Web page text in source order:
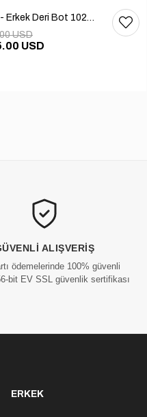
Sail Lakers - Erkek Deri Bot 102-1599-1458
USD
USD
ALIŞVERIŞ
ödemelerinde 100% güvenli
bit EV SSL güvenlik sertifikası
ERKEK